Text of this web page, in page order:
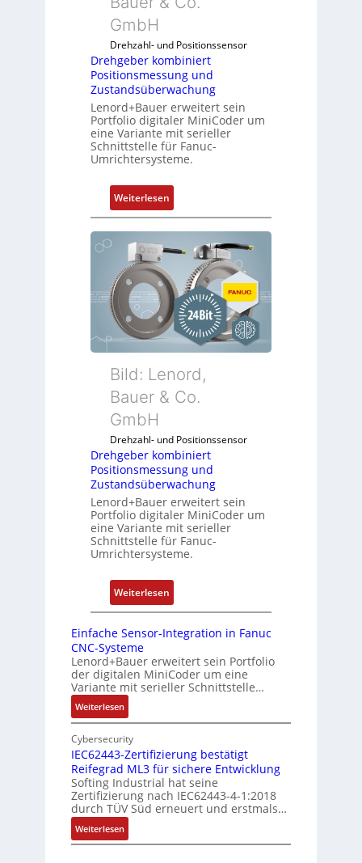
b
ü
r
d
i
e
A
w
e
u
n
g
k
o
i
i
e
r
n
d
e
b
r
i
n
g
e
G
5
G
a
u
e
n
s
p
b
e
r
r
y
i
GmbH
Drehzahl- und Positionssensor
Drehgeber kombiniert
Positionsmessung und
Zustandsüberwachung
Lenord+Bauer erweitert sein
Portfolio digitaler MiniCoder um
eine Variante mit serieller
Schnittstelle für Fanuc-
Umrichtersysteme.
Weiterlesen:
D
r
e
g
e
b
e
r
o
m
n
i
e
r
t
P
o
t
o
s
m
s
u
n
g
u
d
Bild: Lenord,
Bauer & Co.
GmbH
Drehzahl- und Positionssensor
Drehgeber kombiniert
Positionsmessung und
Zustandsüberwachung
Lenord+Bauer erweitert sein
Portfolio digitaler MiniCoder um
eine Variante mit serieller
Schnittstelle für Fanuc-
Umrichtersysteme.
Weiterlesen:
D
h
g
e
e
k
o
m
b
n
Einfache Sensor-Integration in Fanuc
CNC-Systeme
Lenord+Bauer erweitert sein Portfolio
der digitalen MiniCoder um eine
Variante mit serieller Schnittstelle…
Weiterlesen:
E
i
n
a
c
h
e
S
Cybersecurity
IEC62443-Zertifizierung bestätigt
Reifegrad ML3 für sichere Entwicklung
Softing Industrial hat seine
Zertifizierung nach IEC62443-4-1:2018
durch TÜV Süd erneuert und erstmals…
Weiterlesen:
I